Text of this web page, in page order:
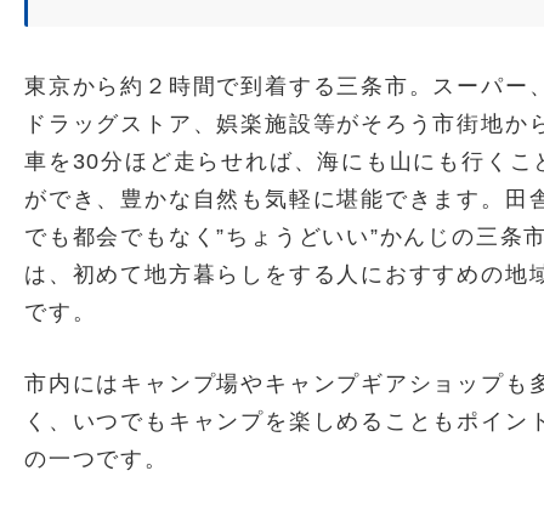
東京から約２時間で到着する三条市。スーパー
ドラッグストア、娯楽施設等がそろう市街地か
車を30分ほど走らせれば、海にも山にも行くこ
ができ、豊かな自然も気軽に堪能できます。田
でも都会でもなく”ちょうどいい”かんじの三条
は、初めて地方暮らしをする人におすすめの地
です。
市内にはキャンプ場やキャンプギアショップも
く、いつでもキャンプを楽しめることもポイン
の一つです。